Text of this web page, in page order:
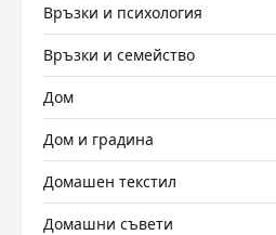
Връзки и психология
Връзки и семейство
Дом
Дом и градина
Домашен текстил
Домашни съвети